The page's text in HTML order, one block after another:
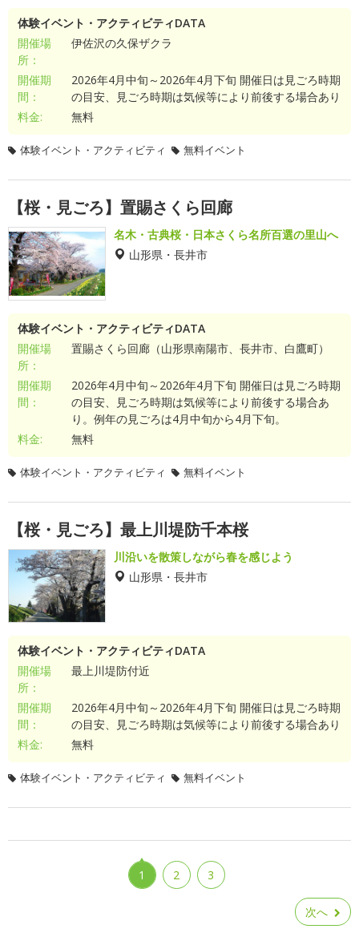
体験イベント・アクティビティDATA
開催場
所：
伊佐沢の久保ザクラ
開催期
間：
2026年4月中旬～2026年4月下旬 開催日は見ごろ時期
の目安、見ごろ時期は気候等により前後する場合あり
料金:
無料
体験イベント・アクティビティ 無料イベント
【桜・見ごろ】置賜さくら回廊
名木・古典桜・日本さくら名所百選の里山へ
山形県・長井市
体験イベント・アクティビティDATA
開催場
所：
置賜さくら回廊（山形県南陽市、長井市、白鷹町）
開催期
間：
2026年4月中旬～2026年4月下旬 開催日は見ごろ時期
の目安、見ごろ時期は気候等により前後する場合あ
り。例年の見ごろは4月中旬から4月下旬。
料金:
無料
体験イベント・アクティビティ 無料イベント
【桜・見ごろ】最上川堤防千本桜
川沿いを散策しながら春を感じよう
山形県・長井市
体験イベント・アクティビティDATA
開催場
所：
最上川堤防付近
開催期
間：
2026年4月中旬～2026年4月下旬 開催日は見ごろ時期
の目安、見ごろ時期は気候等により前後する場合あり
料金:
無料
体験イベント・アクティビティ 無料イベント
1 2 3
次へ